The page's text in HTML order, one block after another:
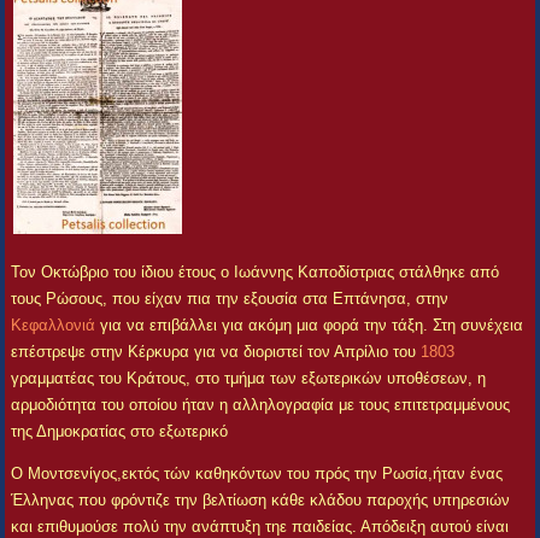
Τον Οκτώβριο του ίδιου έτους ο Ιωάννης Καποδίστριας στάλθηκε από
τους Ρώσους, που είχαν πια την εξουσία στα Επτάνησα, στην
Κεφαλλονιά για να επιβάλλει για ακόμη μια φορά την τάξη. Στη συνέχεια
επέστρεψε στην Κέρκυρα για να διοριστεί τον Απρίλιο του 1803
γραμματέας του Κράτους, στο τμήμα των εξωτερικών υποθέσεων, η
αρμοδιότητα του οποίου ήταν η αλληλογραφία με τους επιτετραμμένους
της Δημοκρατίας στο εξωτερικό
Ο Μοντσενίγος,εκτός τών καθηκόντων του πρός την Ρωσία,ήταν ένας
Έλληνας που φρόντιζε την βελτίωση κάθε κλάδου παροχής υπηρεσιών
και επιθυμούσε πολύ την ανάπτυξη τηε παιδείας. Απόδειξη αυτού είναι